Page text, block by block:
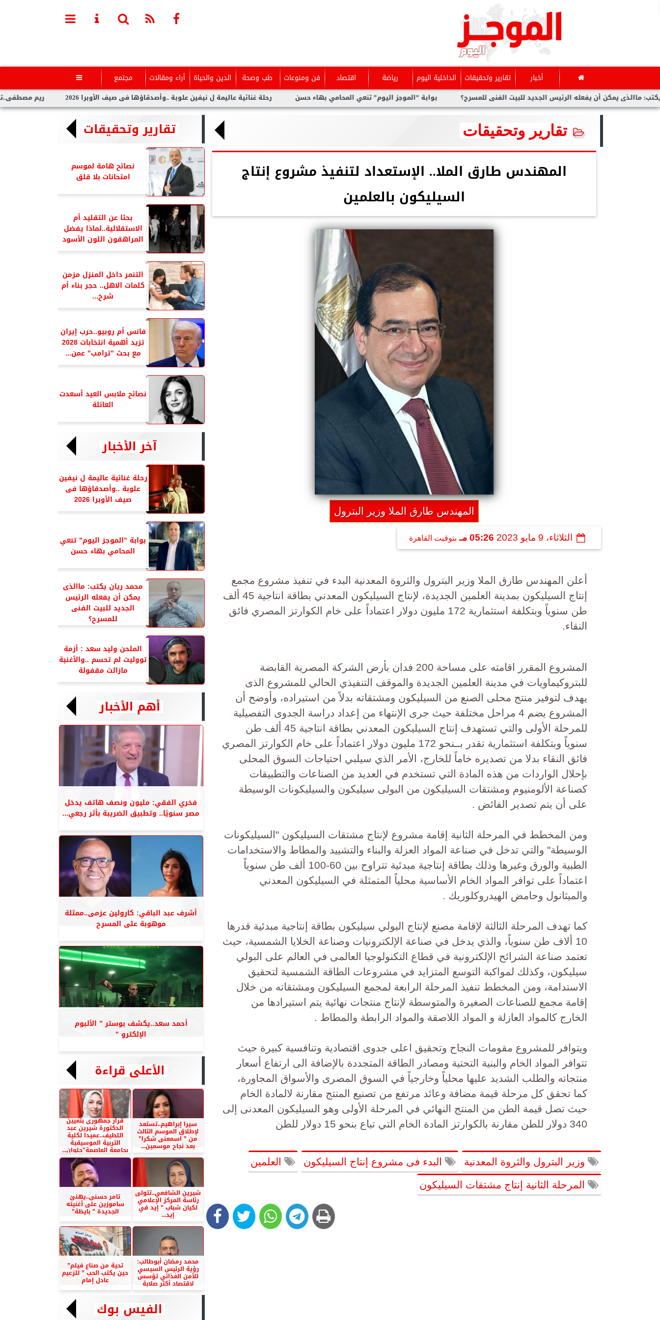
أخبار تقارير وتحقيقات الداخلية اليوم رياضة اقتصاد فن ومنوعات طب وصحة الدين والحياة أراء ومقالات مجتمع 
ريم مصطفى..تخطف رحلة غنائية عاليمة ل نيفين علوبة ..وأصدقاؤها فى صيف الأوبرا 2026 بوابة ”الموجز اليوم” تنعي المحامي بهاء حسن يمكن أن يفعله الرئيس الجديد للبيت الفنى للمسرح؟
تقارير وتحقيقات
المهندس طارق الملا.. الإستعداد لتنفيذ مشروع إنتاج
السيليكون بالعلمين
المهندس طارق الملا وزير البترول
الثلاثاء، 9 مايو 2023 05:26 مـ بتوقيت القاهرة
أعلن المهندس طارق الملا وزير البترول والثروة المعدنية البدء في تنفيذ مشروع مجمع
إنتاج السيليكون بمدينة العلمين الجديدة، لإنتاج السيليكون المعدني بطاقة انتاجية 45 ألف
طن سنوياً وبتكلفة استثمارية 172 مليون دولار اعتماداً على خام الكوارتز المصري فائق
النقاء.
المشروع المقرر اقامته على مساحة 200 فدان بأرض الشركة المصرية القابضة
للبتروكيماويات في مدينة العلمين الجديدة والموقف التنفيذي الحالي للمشروع الذى
يهدف لتوفير منتج محلى الصنع من السيليكون ومشتقاته بدلاً من استيراده، وأوضح أن
المشروع يضم 4 مراحل مختلفة حيث جرى الإنتهاء من إعداد دراسة الجدوى التفصيلية
للمرحلة الأولى والتي تستهدف إنتاج السيليكون المعدني بطاقة انتاجية 45 ألف طن
سنوياً وبتكلفة استثمارية تقدر بــنحو 172 مليون دولار اعتماداً على خام الكوارتز المصري
فائق النقاء بدلا من تصديره خاماً للخارج، الأمر الذي سيلبي احتياجات السوق المحلى
بإحلال الواردات من هذه المادة التي تستخدم في العديد من الصناعات والتطبيقات
كصناعة الألومنيوم ومشتقات السيليكون من البولى سيليكون والسيليكونات الوسيطة
على أن يتم تصدير الفائض .
ومن المخطط في المرحلة الثانية إقامة مشروع لإنتاج مشتقات السيليكون "السيليكونات
الوسيطة" والتي تدخل في صناعة المواد العزلة والبناء والتشييد والمطاط والاستخدامات
الطبية والورق وغيرها وذلك بطاقة إنتاجية مبدئية تتراوح بين 60-100 ألف طن سنوياً
اعتماداً على توافر المواد الخام الأساسية محلياً المتمثلة في السيليكون المعدني
والميثانول وحامض الهيدروكلوريك .
كما تهدف المرحلة الثالثة لإقامة مصنع لإنتاج البولي سيليكون بطاقة إنتاجية مبدئية قدرها
10 ألاف طن سنوياً، والذي يدخل في صناعة الإلكترونيات وصناعة الخلايا الشمسية، حيث
تعتمد صناعة الشرائح الإلكترونية في قطاع التكنولوجيا العالمى في العالم على البولي
سيليكون، وكذلك لمواكبة التوسع المتزايد في مشروعات الطاقة الشمسية لتحقيق
الاستدامة، ومن المخطط تنفيذ المرحلة الرابعة لمجمع السيليكون ومشتقاته من خلال
إقامة مجمع للصناعات الصغيرة والمتوسطة لإنتاج منتجات نهائية يتم استيرادها من
الخارج كالمواد العازلة و المواد اللاصقة والمواد الرابطة والمطاط .
ويتوافر للمشروع مقومات النجاح وتحقيق اعلى جدوى اقتصادية وتنافسية كبيرة حيث
تتوافر المواد الخام والبنية التحتية ومصادر الطاقة المتجددة بالإضافة الى ارتفاع أسعار
منتجاته والطلب الشديد عليها محلياً وخارجياً في السوق المصرى والأسواق المجاورة،
كما تحقق كل مرحلة قيمة مضافة وعائد مرتفع من تصنيع المنتج مقارنة لالمادة الخام
حيث تصل قيمة الطن من المنتج النهائي في المرحلة الأولى وهو السيليكون المعدنى إلى
340 دولار للطن مقارنة بالكوارتز المادة الخام التي تباع بنحو 15 دولار للطن
وزير البترول والثروة المعدنية البدء فى مشروع إنتاج السيليكون العلمين
المرحلة الثانية إنتاج مشتقات السيليكون
تقارير وتحقيقات
نصائح هامة لموسم
امتحانات بلا قلق
بحثا عن التقليد أم
الاستقلالية..لماذا يفضل
المراهقون اللون الأسود
التنمر داخل المنزل مزمن
كلمات الاهل.. حجر بناء أم
شرخ...
فانس أم روبيو..حرب إيران
تزيد أهمية انتخابات 2028
مع بحث ”ترامب” عمن...
نصائح ملابس العيد أسعدت
العائلة
آخر الأخبار
رحلة غنائية عاليمة ل نيفين
علوبة ..وأصدقاؤها فى
صيف الأوبرا 2026
بوابة ”الموجز اليوم” تنعي
المحامي بهاء حسن
محمد ريان يكتب: ماالذى
يمكن أن يفعله الرئيس
الجديد للبيت الفنى
للمسرح؟
الملحن وليد سعد : أزمة
تووليت لم تحسم ..والأغنية
مازالت مقفولة
أهم الأخبار
فخري الفقي: مليون ونصف هاتف يدخل
مصر سنويًا.. وتطبيق الضريبة بأثر رجعي...
أشرف عبد الباقي: كارولين عزمى..ممثلة
موهوبة على المسرح
أحمد سعد..يكشف بوستر ” الألبوم
الإلكترو ”
الأعلى قراءة
سيرا إبراهيم..تستعد
لإطلاق الموسم الثالث
من ” اسمعنى شكرا”
بعد نجاح موسمين...
قرار جمهورى بتعيين
الدكتورة شيرين عبد
اللطيف..عميدا لكلية
التربية الموسيقية
بجامعة العاصمة”حلوان...
شيرين الشافعي..تتولى
رئاسة المركز الإعلامي
لكيان شباب ” إيد في
إيد...
تامر حسنى..يهنئ
ساموزين على أغنيته
الجديدة ” بايظة”
محمد رمضان أبوطالب:
رؤية الرئيس السيسي
للأمن الغذائي تؤسس
لاقتصاد أكثر صلابة
تحية من صناع فيلم”
حين يكتب الحب ” للزعيم
عادل إمام
الفيس بوك